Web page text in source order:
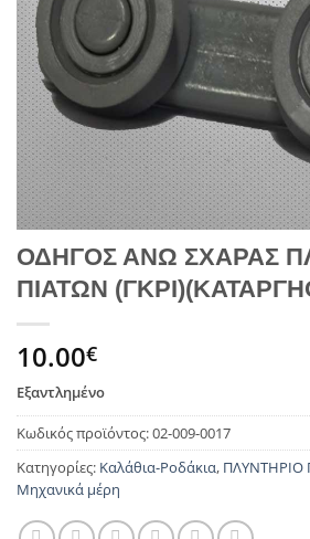
ΟΔΗΓΟΣ ΑΝΩ ΣΧΑΡΑΣ
ΠΙΑΤΩΝ
10.00€
Εξαντλημένο
Κωδικός προϊόντος:02-009-0017
Κατηγορίες: Καλάθια-Ροδάκια, ΠΛΥΝΤΗΡΙΟ
Μηχανικά μέρη